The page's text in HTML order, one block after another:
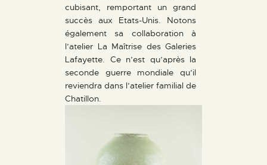
cubisant, remportant un grand
succès aux Etats-Unis. Notons
également sa collaboration à
l’atelier La Maîtrise des Galeries
Lafayette. Ce n’est qu’après la
seconde guerre mondiale qu’il
reviendra dans l’atelier familial de
Chatillon.